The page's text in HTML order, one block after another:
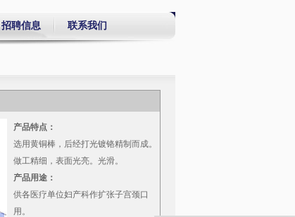
招聘信息 联系我们
产品特点：
选用黄铜棒，后经打光镀铬精制而成。
做工精细，表面光亮。光滑。
产品用途：
供各医疗单位妇产科作扩张子宫颈口
用。